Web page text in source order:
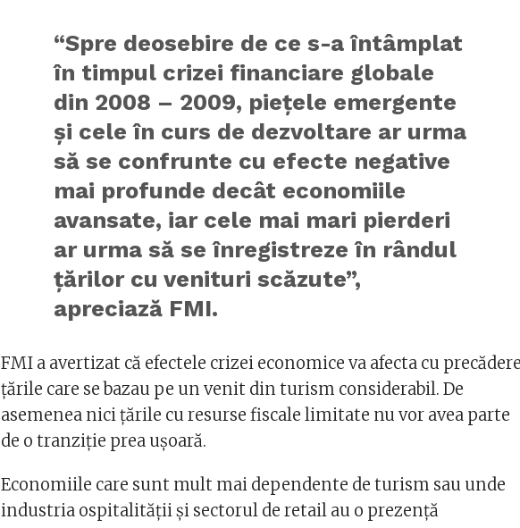
“Spre deosebire de ce s-a întâmplat
în timpul crizei financiare globale
din 2008 – 2009, pieţele emergente
şi cele în curs de dezvoltare ar urma
să se confrunte cu efecte negative
mai profunde decât economiile
avansate, iar cele mai mari pierderi
ar urma să se înregistreze în rândul
ţărilor cu venituri scăzute”,
apreciază FMI.
FMI a avertizat că efectele crizei economice va afecta cu precădere
țările care se bazau pe un venit din turism considerabil. De
asemenea nici țările cu resurse fiscale limitate nu vor avea parte
de o tranziție prea ușoară.
Economiile care sunt mult mai dependente de turism sau unde
industria ospitalităţii şi sectorul de retail au o prezenţă